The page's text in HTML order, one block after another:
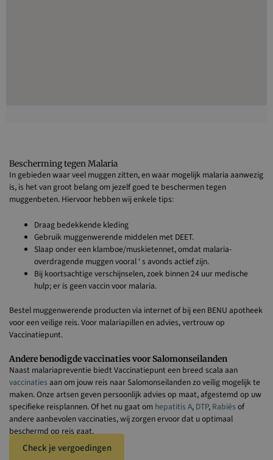
Bescherming tegen Malaria
In gebieden waar veel muggen zitten, en waar mogelijk malaria aanwezig
is, is het van groot belang om jezelf goed te beschermen tegen
muggenbeten. Hiervoor hebben wij enkele tips:
Draag bedekkende kleding
Gebruik muggenwerende middelen met DEET.
Slaap onder een klamboe/muskietennet, omdat malaria-
overdragende muggen vooral ‘ s avonds actief zijn.
Bij koortsachtige verschijnselen, zoek binnen 24 uur medische
hulp; er is geen vaccin voor malaria.
Bestel muggenwerende producten via internet of bij een BENU apotheek
voor een veilige reis. Voor malariapillen en advies, vertrouw op
Vaccinatiepunt.
Andere benodigde vaccinaties voor Salomonseilanden
Naast malariapreventie biedt Vaccinatiepunt een breed scala aan
vaccinaties aan om jouw reis naar Salomonseilanden zo veilig mogelijk te
maken. Onze artsen geven persoonlijk advies op maat, afgestemd op uw
specifieke reisplannen. Of het nu gaat om hepatitis A, DTP, Rabiës of
andere aanbevolen vaccinaties, wij zorgen ervoor dat u optimaal
beschermd op reis gaat.
Check je vergoedingen